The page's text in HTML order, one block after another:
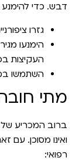
דבש. כדי
גזרו
הימנעו
העקיצות
השתמשו
מתי
ברוב המכריע
ואינו מסוכן. עם
רפואי: